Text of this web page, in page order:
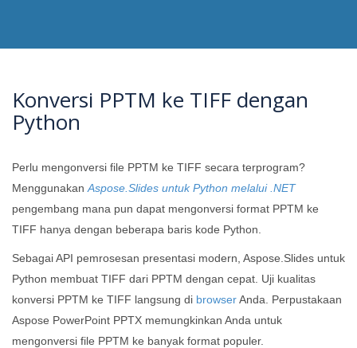
Konversi PPTM ke TIFF dengan
Python
Perlu mengonversi file PPTM ke TIFF secara terprogram?
Menggunakan Aspose.Slides untuk Python melalui .NET
pengembang mana pun dapat mengonversi format PPTM ke
TIFF hanya dengan beberapa baris kode Python.
Sebagai API pemrosesan presentasi modern, Aspose.Slides untuk
Python membuat TIFF dari PPTM dengan cepat. Uji kualitas
konversi PPTM ke TIFF langsung di browserAnda. Perpustakaan
Aspose PowerPoint PPTX memungkinkan Anda untuk
mengonversi file PPTM ke banyak format populer.